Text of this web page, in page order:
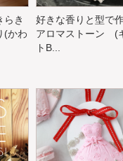
き
(かわ
好きな香りと型で
アロマストーン (
トB...